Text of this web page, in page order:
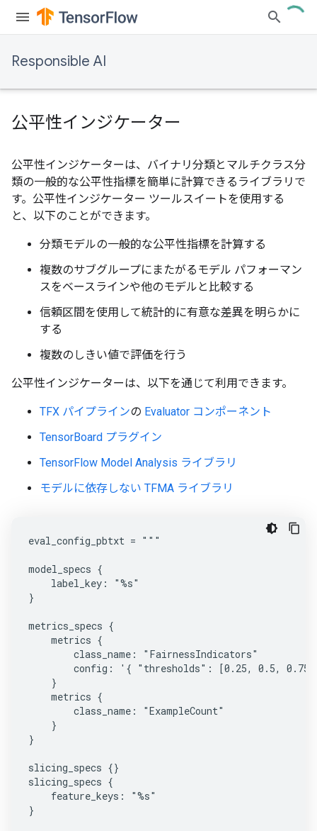
Responsible AI
公平性インジケーター
公平性インジケーターは、バイナリ分類とマルチクラス分
類の一般的な公平性指標を簡単に計算できるライブラリで
す。公平性インジケーター ツールスイートを使用する
と、以下のことができます。
分類モデルの一般的な公平性指標を計算する
複数のサブグループにまたがるモデル パフォーマン
スをベースラインや他のモデルと比較する
信頼区間を使用して統計的に有意な差異を明らかに
する
複数のしきい値で評価を行う
公平性インジケーターは、以下を通じて利用できます。
TFX パイプラインの Evaluator コンポーネント
TensorBoard プラグイン
TensorFlow Model Analysis ライブラリ
モデルに依存しない TFMA ライブラリ
eval_config_pbtxt = """
model_specs {
    label_key: "%s"
}
metrics_specs {
    metrics {
        class_name: "FairnessIndicators"
config: '{ "thresholds": [0.25, 0.5,
    }
    metrics {
        class_name: "ExampleCount"
    }
}
slicing_specs {}
slicing_specs {
    feature_keys: "%s"
}